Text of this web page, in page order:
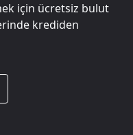
için ücretsiz bulut
krediden